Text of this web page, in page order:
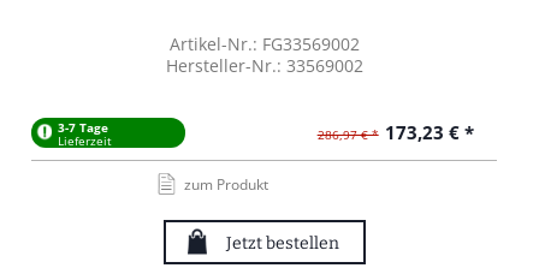
Artikel-Nr.: FG33569002
Hersteller-Nr.: 33569002
3-7 Tage
Lieferzeit 286,97 € * 173,23 € *
zum Produkt
Jetzt bestellen